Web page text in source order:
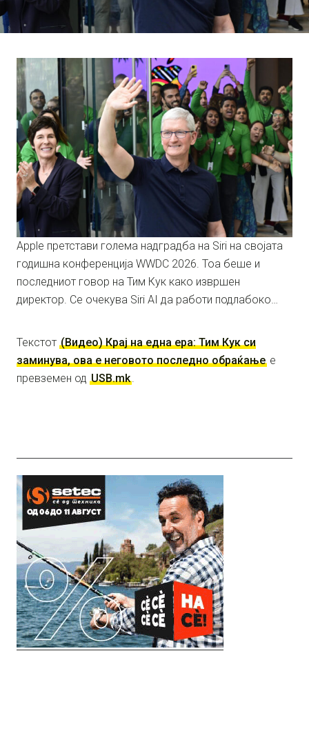
Apple претстави голема надградба на Siri на својата
годишна конференција WWDC 2026. Тоа беше и
последниот говор на Тим Кук како извршен
директор. Се очекува Siri AI да работи подлабоко…
Текстот (Видео) Крај на една ера: Тим Кук си
заминува, ова е неговото последно обраќање е
превземен од USB.mk